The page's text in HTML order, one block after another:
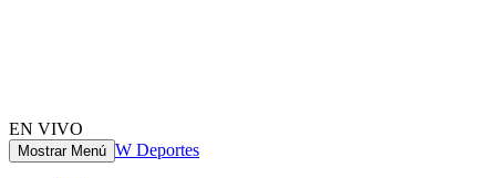
EN VIVO
Mostrar Menú W Deportes